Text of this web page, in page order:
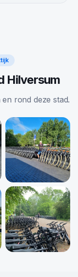
Hilversum
rond deze stad.